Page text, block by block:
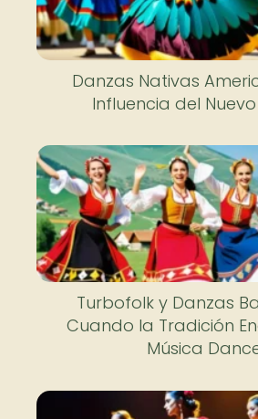
Danzas Nativas
Influencia del
Turbofolk y Danzas
Cuando la Tradición
Música